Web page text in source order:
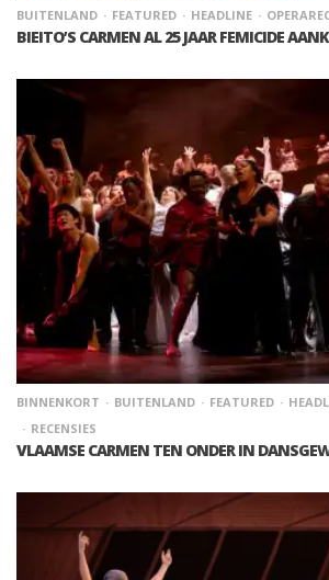
BUITENLAND FEATURED HEADLINE
BIEITO’S CARMEN AL 25 JAAR FEMICIDE
BINNENKORT BUITENLAND FEATURED
RECENSIES
VLAAMSE CARMEN TEN ONDER IN